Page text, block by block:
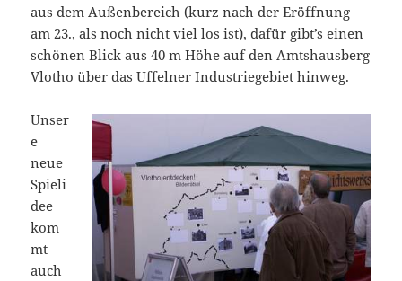
aus dem Außenbereich (kurz nach der Eröffnung
am 23., als noch nicht viel los ist), dafür gibt’s einen
schönen Blick aus 40 m Höhe auf den Amtshausberg
Vlotho über das Uffelner Industriegebiet hinweg.
Unser
e
neue
Spieli
dee
kom
mt
auch